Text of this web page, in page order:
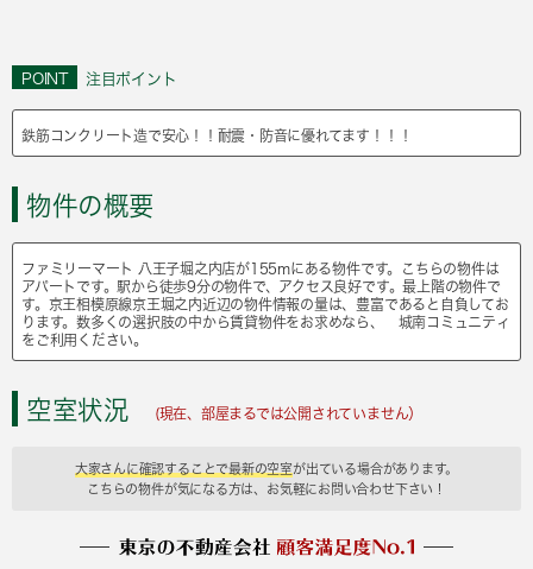
POINT 注目ポイント
鉄筋コンクリート造で安心！！耐震・防音に優れてます！！！
物件の概要
ファミリーマート 八王子堀之内店が155mにある物件です。こちらの物件は
アパートです。駅から徒歩9分の物件で、アクセス良好です。最上階の物件で
す。京王相模原線京王堀之内近辺の物件情報の量は、豊富であると自負してお
ります。数多くの選択肢の中から賃貸物件をお求めなら、 城南コミュニティ
をご利用ください。
空室状況 (現在、部屋まるでは公開されていません）
大家さんに確認することで最新の空室が出ている場合があります。
こちらの物件が気になる方は、お気軽にお問い合わせ下さい！